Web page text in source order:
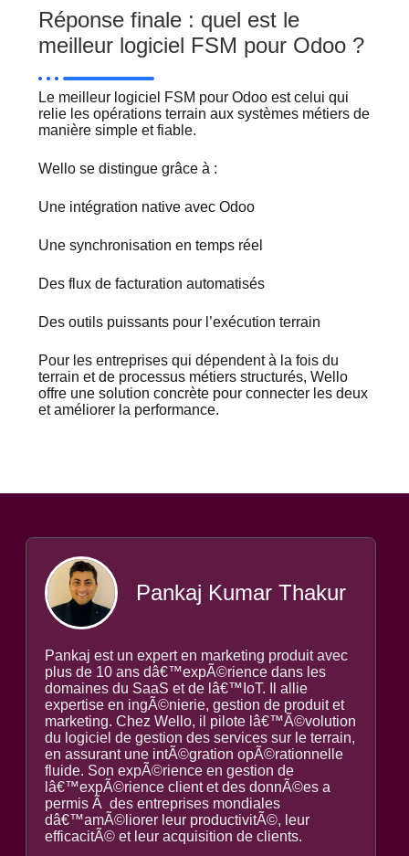
Réponse finale : quel est le
meilleur logiciel FSM pour Odoo ?
Le meilleur logiciel FSM pour Odoo est celui qui
relie les opérations terrain aux systèmes métiers de
manière simple et fiable.
Wello se distingue grâce à :
Une intégration native avec Odoo
Une synchronisation en temps réel
Des flux de facturation automatisés
Des outils puissants pour l’exécution terrain
Pour les entreprises qui dépendent à la fois du
terrain et de processus métiers structurés, Wello
offre une solution concrète pour connecter les deux
et améliorer la performance.
Pankaj Kumar Thakur
Pankaj est un expert en marketing produit avec
plus de 10 ans dâ€™expÃ©rience dans les
domaines du SaaS et de lâ€™IoT. Il allie
expertise en ingÃ©nierie, gestion de produit et
marketing. Chez Wello, il pilote lâ€™Ã©volution
du logiciel de gestion des services sur le terrain,
en assurant une intÃ©gration opÃ©rationnelle
fluide. Son expÃ©rience en gestion de
lâ€™expÃ©rience client et des donnÃ©es a
permis Ã des entreprises mondiales
dâ€™amÃ©liorer leur productivitÃ©, leur
efficacitÃ© et leur acquisition de clients.